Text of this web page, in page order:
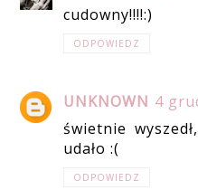
cudowny!!!!:)
ODPOWIEDZ
UNKNOWN 4
świetnie
udało :(
ODPOWIEDZ